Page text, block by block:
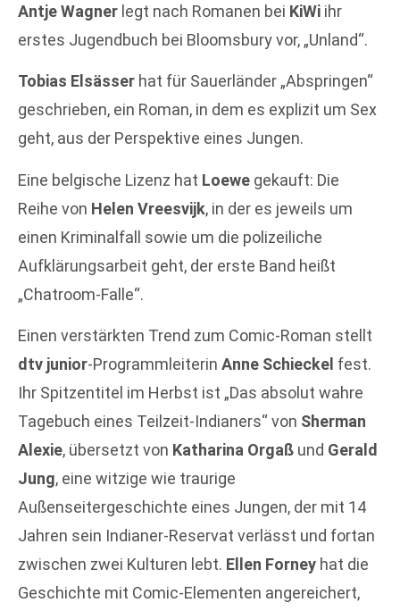
Antje Wagner legt nach Romanen bei KiWi ihr
erstes Jugendbuch bei Bloomsbury vor, „Unland“.
Tobias Elsässer hat für Sauerländer „Abspringen“
geschrieben, ein Roman, in dem es explizit um Sex
geht, aus der Perspektive eines Jungen.
Eine belgische Lizenz hat Loewe gekauft: Die
Reihe von Helen Vreesvijk, in der es jeweils um
einen Kriminalfall sowie um die polizeiliche
Aufklärungsarbeit geht, der erste Band heißt
„Chatroom-Falle“.
Einen verstärkten Trend zum Comic-Roman stellt
dtv junior-Programmleiterin Anne Schieckel fest.
Ihr Spitzentitel im Herbst ist „Das absolut wahre
Tagebuch eines Teilzeit-Indianers“ von Sherman
Alexie, übersetzt von Katharina Orgaß und Gerald
Jung, eine witzige wie traurige
Außenseitergeschichte eines Jungen, der mit 14
Jahren sein Indianer-Reservat verlässt und fortan
zwischen zwei Kulturen lebt. Ellen Forney hat die
Geschichte mit Comic-Elementen angereichert,